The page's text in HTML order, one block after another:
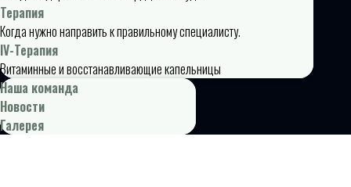
Терапия
Когда нужно направить к правильному специалисту.
IV-Терапия
Витаминные и восстанавливающие капельницы
Наша команда
Новости
Галерея